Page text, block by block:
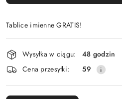
Tablice imienne GRATIS!
Wyślij
Dostępność
i
dostawa
Wysyłka w ciągu:
48 godzin
Cena przesyłki:
59